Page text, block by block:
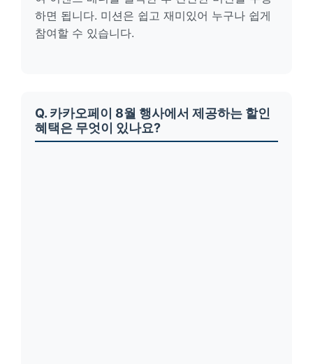
하면 됩니다. 미션은 쉽고 재미있어 누구나 쉽게
참여할 수 있습니다.
Q. 카카오페이 8월 행사에서 제공하는 할인
혜택은 무엇이 있나요?